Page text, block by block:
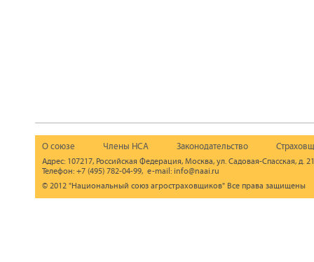
О союзе Члены НСА Законодательство
Адрес: 107217, Российская Федерация, Москва, ул. Садовая-Спасская, д.
Телефон: +7 (495) 782-04-99, e-mail: info@naai.ru
© 2012 "Национальный союз агростраховщиков" Все права защищены